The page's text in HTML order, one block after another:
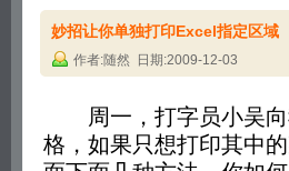
妙招让你单独打印Excel指定区域
作者:随然 日期:2009-12-03
周一，打字员小吴向
格，如果只想打印其中